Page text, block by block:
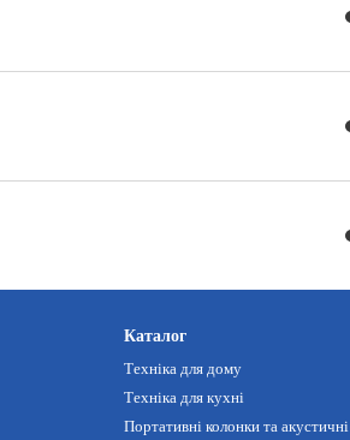
Каталог
Техніка для дому
Техніка для кухні
Портативні колонки та акустичні